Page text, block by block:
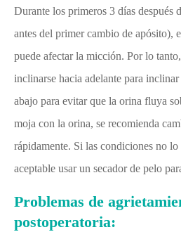
Durante los primeros 3 días después
antes del primer cambio de apósito),
puede afectar la micción. Por lo
inclinarse hacia adelante para
abajo para evitar que la orina fluya
moja con la orina, se recomienda
rápidamente. Si las condiciones no
aceptable usar un secador de pelo
Problemas de
postoperatoria: